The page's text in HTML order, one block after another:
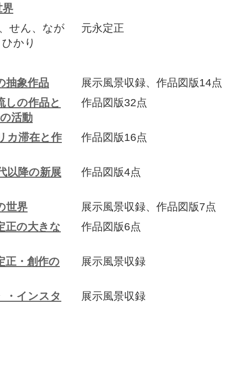
界
せん、なが
かり
元永定正
象作品
展示風景収録、作品図版14点
の作品と
活動
作品図版32点
カ滞在と作
作品図版16点
以降の新展
作品図版4点
世界
展示風景収録、作品図版7点
の大きな
作品図版6点
・創作の
展示風景収録
インスタ
展示風景収録